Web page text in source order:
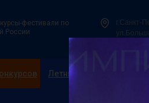
фестивали по
России
г.Санкт-
Летние смены в Сочи